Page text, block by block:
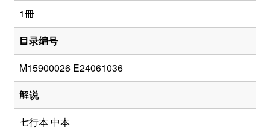
1冊
目录编号
M15900026 E24061036
解说
七行本 中本